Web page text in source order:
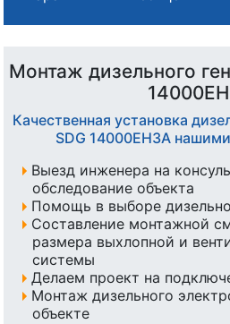
Монтаж дизельного
Качественная установка
SDG 14000EH3A
Выезд инженера на
обследование объекта
Помощь в выборе
Составление монтажной
размера выхлопной и
системы
Делаем проект на
Монтаж дизельного
объекте